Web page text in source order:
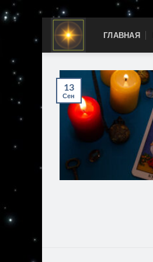
Skip
content
ГЛАВНАЯ
13
Сен